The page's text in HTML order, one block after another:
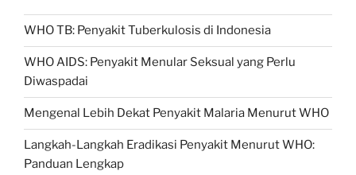
WHO TB: Penyakit Tuberkulosis di Indonesia
WHO AIDS: Penyakit Menular Seksual yang Perlu
Diwaspadai
Mengenal Lebih Dekat Penyakit Malaria Menurut WHO
Langkah-Langkah Eradikasi Penyakit Menurut WHO:
Panduan Lengkap